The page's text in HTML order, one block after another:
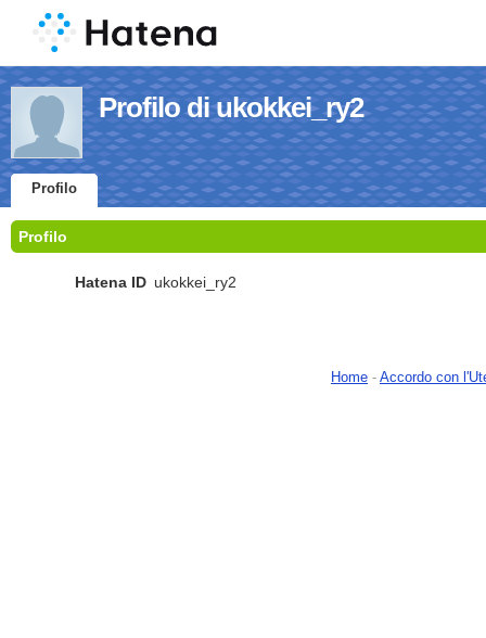
Profilo di ukokkei_ry2
Profilo
Profilo
Hatena ID ukokkei_ry2
Home - Accordo con